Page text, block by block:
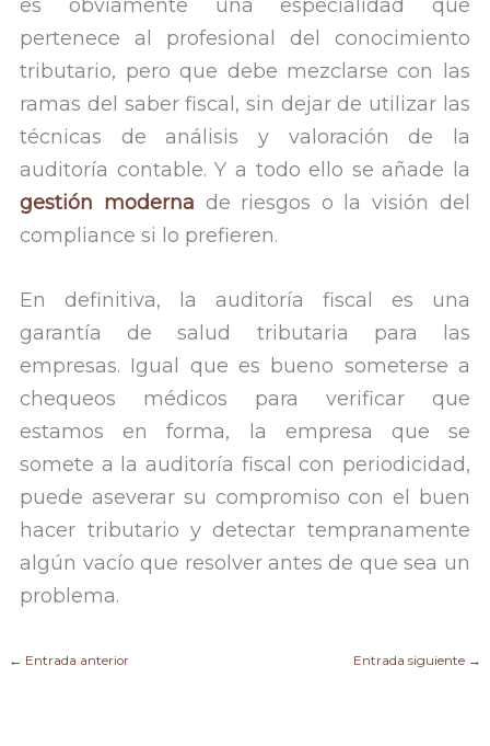
es obviamente una especialidad que
pertenece al profesional del conocimiento
tributario, pero que debe mezclarse con las
ramas del saber fiscal, sin dejar de utilizar las
técnicas de análisis y valoración de la
auditoría contable. Y a todo ello se añade la
gestión moderna de riesgos o la visión del
compliance si lo prefieren.
En definitiva, la auditoría fiscal es una
garantía de salud tributaria para las
empresas. Igual que es bueno someterse a
chequeos médicos para verificar que
estamos en forma, la empresa que se
somete a la auditoría fiscal con periodicidad,
puede aseverar su compromiso con el buen
hacer tributario y detectar tempranamente
algún vacío que resolver antes de que sea un
problema.
← Entrada anterior Entrada siguiente →